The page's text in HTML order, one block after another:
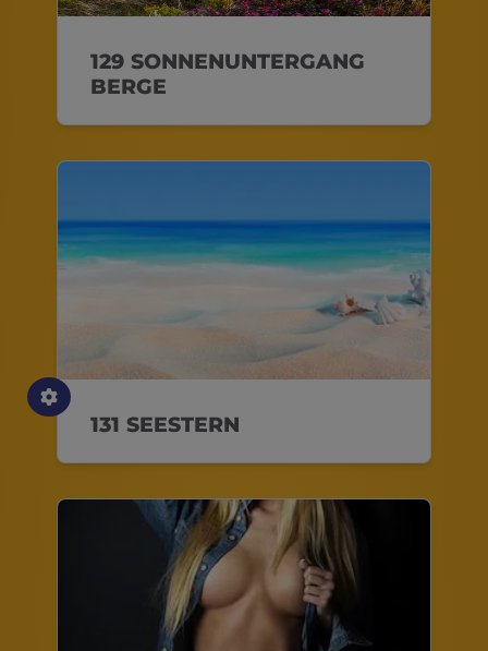
129 SONNENUNTERGANG
BERGE
131 SEESTERN